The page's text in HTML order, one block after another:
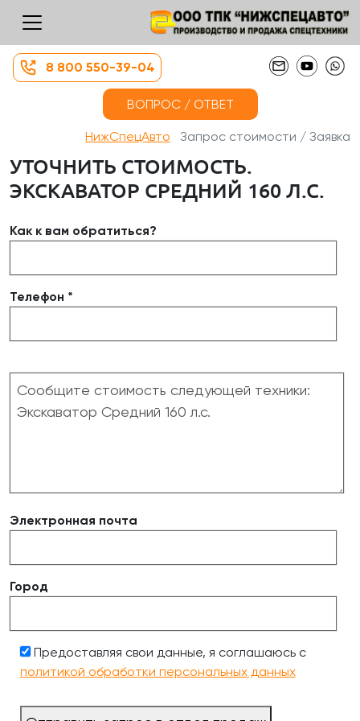
8 800 550-39-04
ВОПРОС / ОТВЕТ
НижСпецАвто Запрос стоимости / Заявка
УТОЧНИТЬ СТОИМОСТЬ.
ЭКСКАВАТОР СРЕДНИЙ 160 Л.С.
Как к вам обратиться?
Телефон *
Электронная почта
Город
Предоставляя свои данные, я соглашаюсь с
политикой обработки персональных данных